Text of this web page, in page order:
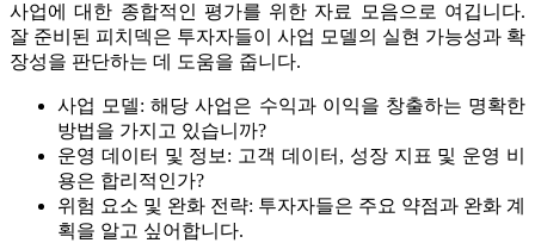
사업에 대한 종합적인 평가를 위한 자료 모음으로 여깁니다.
잘 준비된 피치덱은 투자자들이 사업 모델의 실현 가능성과 확
장성을 판단하는 데 도움을 줍니다.
사업 모델: 해당 사업은 수익과 이익을 창출하는 명확한
방법을 가지고 있습니까?
운영 데이터 및 정보: 고객 데이터, 성장 지표 및 운영 비
용은 합리적인가?
위험 요소 및 완화 전략: 투자자들은 주요 약점과 완화 계
획을 알고 싶어합니다.